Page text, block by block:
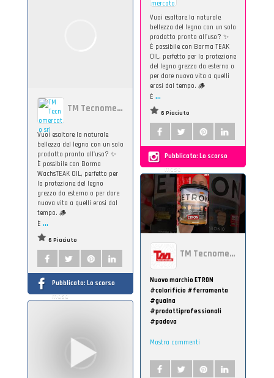
Vuoi esaltare la naturale
bellezza del legno con un solo
prodotto pronto all'uso? ✨
È possibile con Borma TEAK
OIL, perfetto per la protezione
del legno grezzo da esterno o
per dare nuova vita a quelli
erosi dal tempo. 🪵
È ...
6 Piaciuto
Pubblicato: Lo scorso
mese
TM Tecnomercato srl
Vuoi esaltare la naturale
bellezza del legno con un solo
prodotto pronto all'uso? ✨
È possibile con Borma
WachsTEAK OIL, perfetto per
la protezione del legno
grezzo da esterno o per dare
nuova vita a quelli erosi dal
tempo. 🪵
È ...
6 Piaciuto
Pubblicato: Lo scorso
mese
TM Tecnomercato
Nuovo marchio ETRON
#colorificio #ferramenta
#guaina
#prodottiprofessionali
#padova
Mostra commenti